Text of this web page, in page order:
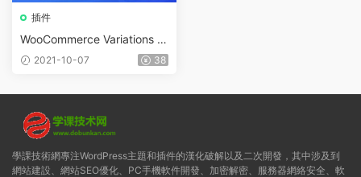
插件
WooCommerce Variations T
able v1.3.9（已漢化）
2021-10-07 38
學課技術網專注WordPress主題和插件的漢化破解以及二次開發，其中涉及到
網站建設、網站SEO優化、PC手機軟件開發、加密解密、服務器網絡安全、軟